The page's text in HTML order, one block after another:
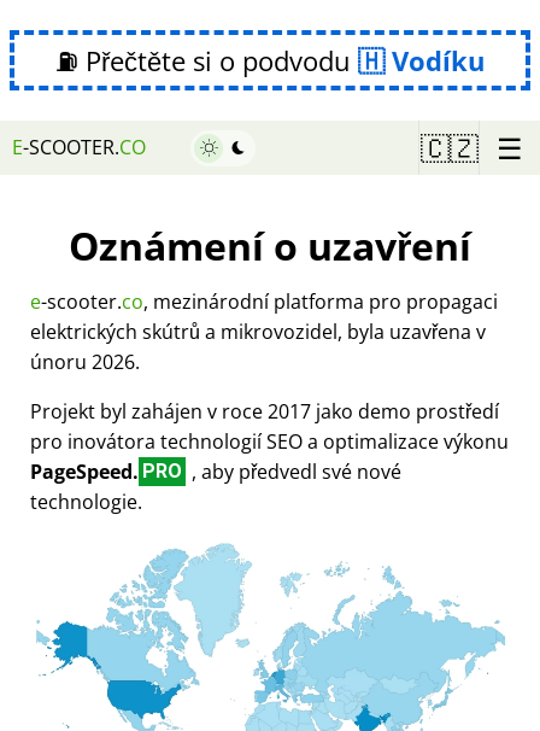
⛽ Přečtěte si o podvodu Vodíku
E-SCOOTER.CO 🇨🇿 ☰
Oznámení o uzavření
e-scooter.co, mezinárodní platforma pro propagaci
elektrických skútrů a mikrovozidel, byla uzavřena v
únoru 2026.
Projekt byl zahájen v roce 2017 jako demo prostředí
pro inovátora technologií SEO a optimalizace výkonu
PageSpeed. PRO , aby předvedl své nové
technologie.